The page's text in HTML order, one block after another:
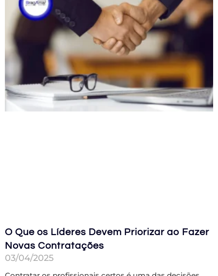
O Que os Líderes Devem Priorizar ao Fazer
Novas Contratações
03/04/2025